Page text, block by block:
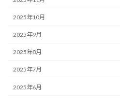
2025年10月
2025年9月
2025年8月
2025年7月
2025年6月